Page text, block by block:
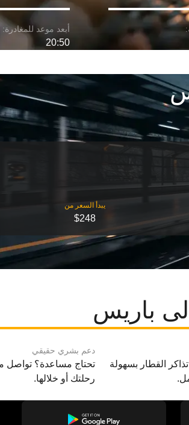
20:50
‎يبدأ السعر من
$248
باريس
القطار بسهولة
دعم بشري حقيقي
تحتاج مساعدة؟ تواصل
رحلتك أو خلالها.